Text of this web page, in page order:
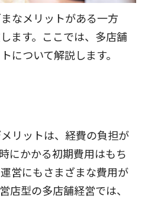
なメリットがある一方
ます。ここでは、多店舗
について解説します。
リットは、経費の負担が
にかかる初期費用はもち
営にもさまざまな費用が
店型の多店舗経営では、